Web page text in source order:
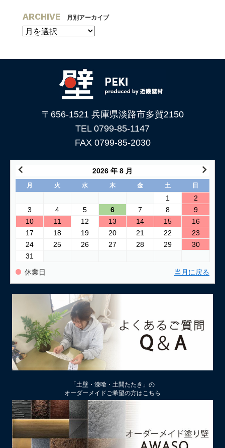
ARCHIVE 月別アーカイブ
〒656-1521 兵庫県淡路市多賀2150
TEL 0799-85-1147
FAX 0799-85-2030
2026 年 8 月
月 火 水 木 金 土 日
1
2
3
4 5 6 7 8
9
10
11 12 13 14 15
16
17
18 19 20 21 22
23
24
25 26 27 28 29
30
31
休業日 当月に戻る
「土壁・漆喰・土間たたき」の
オーダーメイドご希望の方はこちら